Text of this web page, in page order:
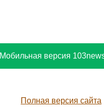
Мобильная версия
Полная версия сайта